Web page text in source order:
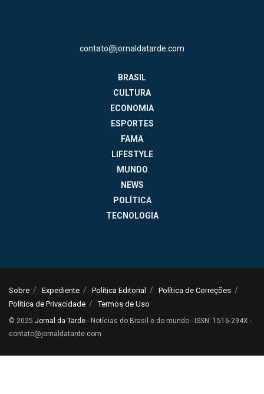
contato@jornaldatarde.com
BRASIL
CULTURA
ECONOMIA
ESPORTES
FAMA
LIFESTYLE
MUNDO
NEWS
POLÍTICA
TECNOLOGIA
Sobre Expediente Política Editorial
Política de Correções
Política de Privacidade
Termos de Uso
© 2025 Jornal da Tarde - Notícias do Brasil e do mundo - ISSN: 1516-294X -
contato@jornaldatarde.com